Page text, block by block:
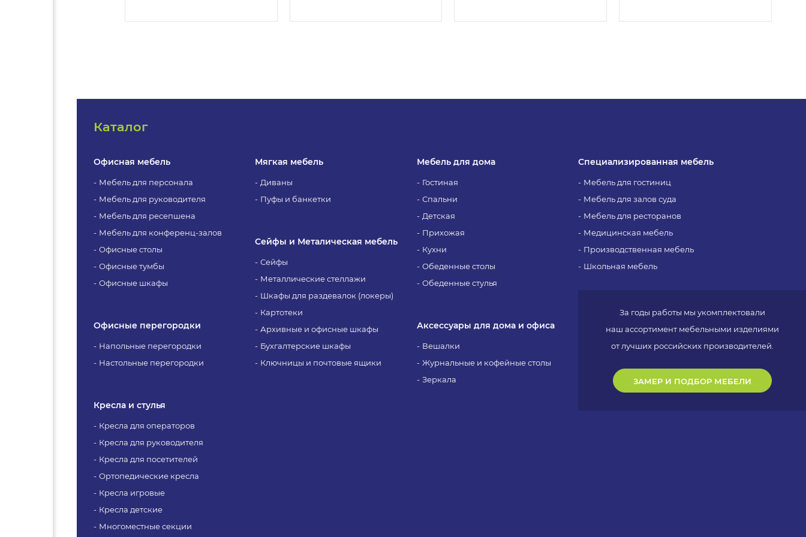
Каталог
Офисная мебель
Мебель для персонала
Мебель для руководителя
Мебель для ресепшена
Мебель для конференц-залов
Офисные столы
Офисные тумбы
Офисные шкафы
Офисные перегородки
Напольные перегородки
Настольные перегородки
Кресла и стулья
Кресла для операторов
Кресла для руководителя
Кресла для посетителей
Ортопедические кресла
Кресла игровые
Кресла детские
Многоместные секции
Мягкая мебель
Диваны
Пуфы и банкетки
Сейфы и Металическая мебель
Сейфы
Металлические стеллажи
Шкафы для раздевалок (локеры)
Картотеки
Архивные и офисные шкафы
Бухгалтерские шкафы
Ключницы и почтовые ящики
Мебель для дома
Гостиная
Спальни
Детская
Прихожая
Кухни
Обеденные столы
Обеденные стулья
Аксессуары для дома и офиса
Вешалки
Журнальные и кофейные столы
Зеркала
Специализированная мебель
Мебель для гостиниц
Мебель для залов суда
Мебель для ресторанов
Медицинская мебель
Производственная мебель
Школьная мебель
За годы работы мы укомплектовали
наш ассортимент мебельными изделиями
от лучших российских производителей.
ЗАМЕР И ПОДБОР МЕБЕЛИ